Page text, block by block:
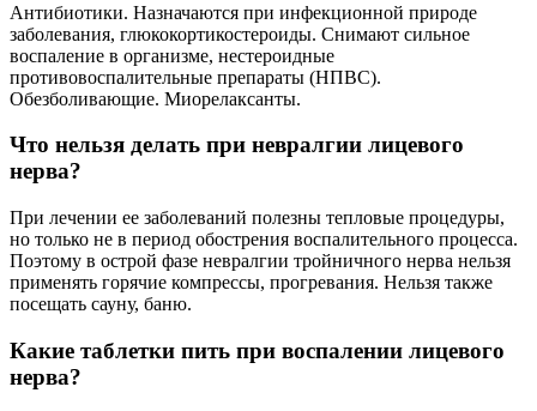
Антибиотики. Назначаются при инфекционной природе
заболевания, глюкокортикостероиды. Снимают сильное
воспаление в организме, нестероидные
противовоспалительные препараты (НПВС).
Обезболивающие. Миорелаксанты.
Что нельзя делать при невралгии лицевого
нерва?
При лечении ее заболеваний полезны тепловые процедуры,
но только не в период обострения воспалительного процесса.
Поэтому в острой фазе невралгии тройничного нерва нельзя
применять горячие компрессы, прогревания. Нельзя также
посещать сауну, баню.
Какие таблетки пить при воспалении лицевого
нерва?